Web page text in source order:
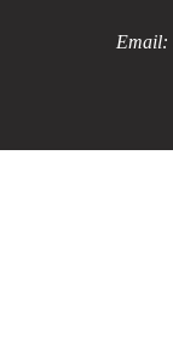
Email: